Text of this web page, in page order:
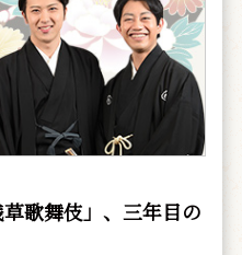
歌舞伎」、三年目の